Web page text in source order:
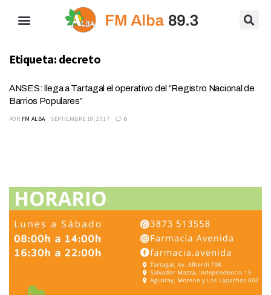
Etiqueta: decreto
ANSES: llega a Tartagal el operativo del “Registro Nacional de
Barrios Populares”
POR FM ALBA SEPTIEMBRE 19, 2017 0